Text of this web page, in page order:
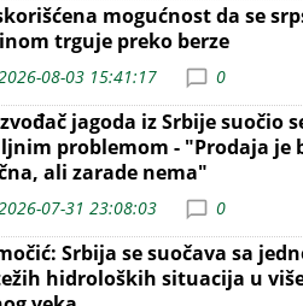
mogućnost da se
trguje preko berze
08-03 15:41:17 0
jagoda iz Srbije suočio
problemom - "Prodaja je
ali zarade nema"
07-31 23:08:03 0
Srbija se suočava sa
hidroloških situacija u